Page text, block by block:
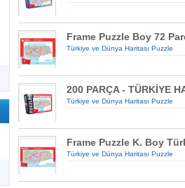
Frame Puzzle Boy 72
Türkiye ve Dünya Haritası Puzzle
200 PARÇA - TÜRKİYE
Türkiye ve Dünya Haritası Puzzle
Frame Puzzle K. Boy
Türkiye ve Dünya Haritası Puzzle